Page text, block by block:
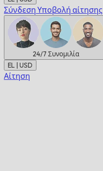
Σύνδεση Υποβολή αίτησης
24/7 Συνομιλία
EL | USD
Αίτηση